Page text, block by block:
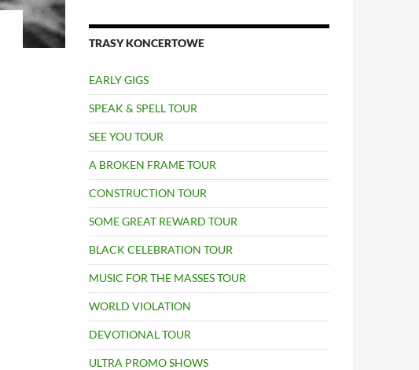
TRASY KONCERTOWE
EARLY GIGS
SPEAK & SPELL TOUR
SEE YOU TOUR
A BROKEN FRAME TOUR
CONSTRUCTION TOUR
SOME GREAT REWARD TOUR
BLACK CELEBRATION TOUR
MUSIC FOR THE MASSES TOUR
WORLD VIOLATION
DEVOTIONAL TOUR
ULTRA PROMO SHOWS